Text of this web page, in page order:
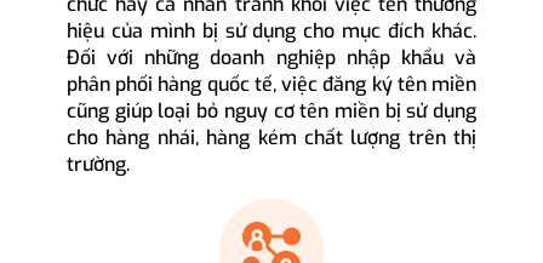
hiệu của mình bị sử dụng cho mục đích khác.
Đối với những doanh nghiệp nhập khẩu và
phân phối hàng quốc tế, việc đăng ký tên miền
cũng giúp loại bỏ nguy cơ tên miền bị sử dụng
cho hàng nhái, hàng kém chất lượng trên thị
trường.